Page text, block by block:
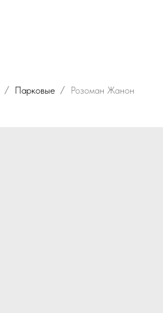
Парковые Розоман Жанон